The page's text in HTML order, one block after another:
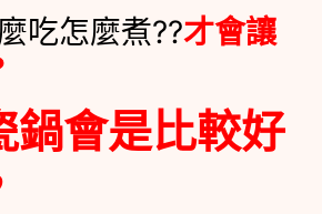
吃怎麼煮??才會讓
鍋會是比較好